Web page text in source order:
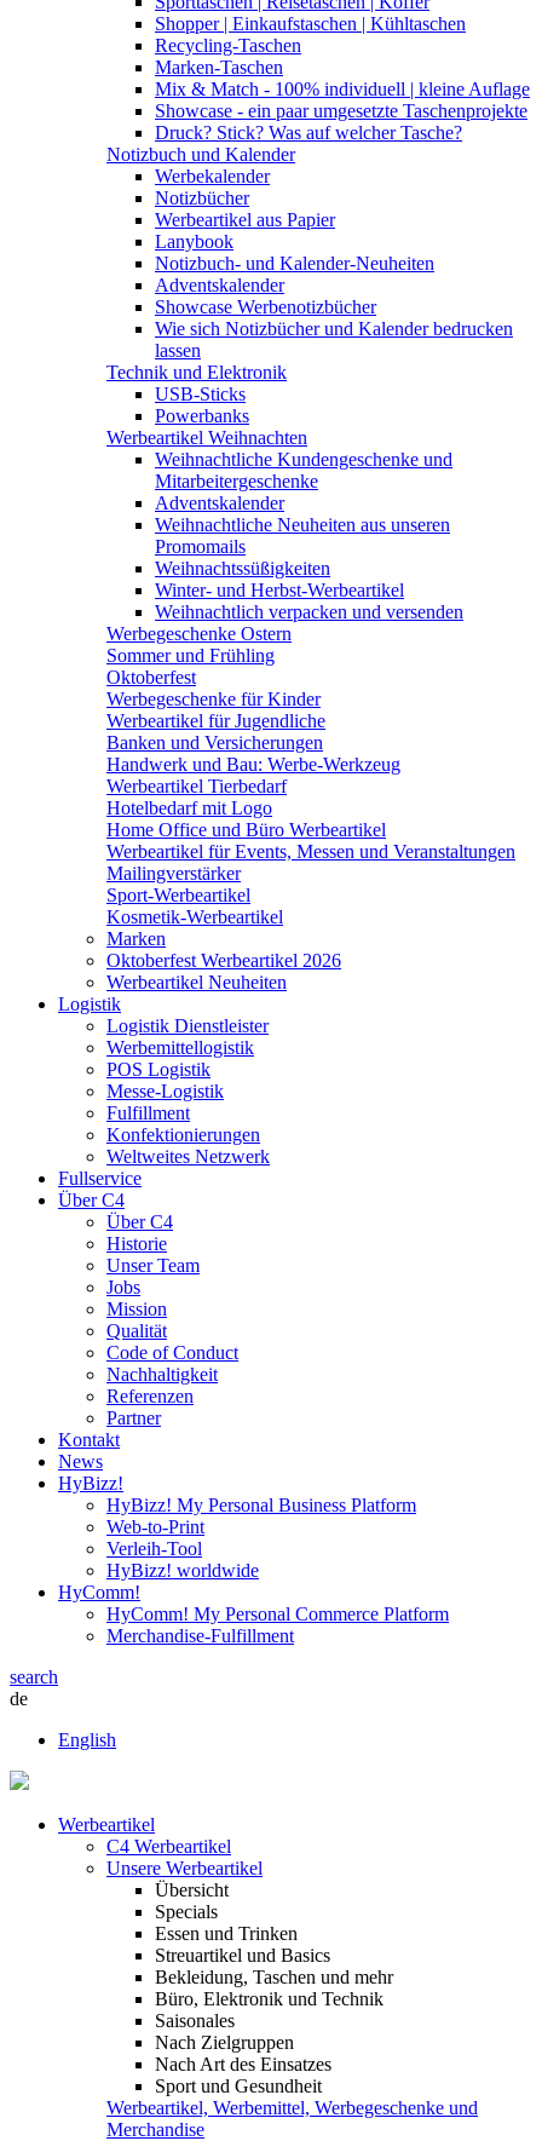
Shopper | Einkaufstaschen | Kühltaschen
Recycling-Taschen
Marken-Taschen
Mix & Match - 100% individuell | kleine Auflage
Showcase - ein paar umgesetzte Taschenprojekte
Druck? Stick? Was auf welcher Tasche?
Notizbuch und Kalender
Werbekalender
Notizbücher
Werbeartikel aus Papier
Lanybook
Notizbuch- und Kalender-Neuheiten
Adventskalender
Showcase Werbenotizbücher
Wie sich Notizbücher und Kalender bedrucken
lassen
Technik und Elektronik
USB-Sticks
Powerbanks
Werbeartikel Weihnachten
Weihnachtliche Kundengeschenke und
Mitarbeitergeschenke
Adventskalender
Weihnachtliche Neuheiten aus unseren
Promomails
Weihnachtssüßigkeiten
Winter- und Herbst-Werbeartikel
Weihnachtlich verpacken und versenden
Werbegeschenke Ostern
Sommer und Frühling
Oktoberfest
Werbegeschenke für Kinder
Werbeartikel für Jugendliche
Banken und Versicherungen
Handwerk und Bau: Werbe-Werkzeug
Werbeartikel Tierbedarf
Hotelbedarf mit Logo
Home Office und Büro Werbeartikel
Werbeartikel für Events, Messen und Veranstaltungen
Mailingverstärker
Sport-Werbeartikel
Kosmetik-Werbeartikel
Marken
Oktoberfest Werbeartikel 2026
Werbeartikel Neuheiten
Logistik
Logistik Dienstleister
Werbemittellogistik
POS Logistik
Messe-Logistik
Fulfillment
Konfektionierungen
Weltweites Netzwerk
Fullservice
Über C4
Über C4
Historie
Unser Team
Jobs
Mission
Qualität
Code of Conduct
Nachhaltigkeit
Referenzen
Partner
Kontakt
News
HyBizz!
HyBizz! My Personal Business Platform
Web-to-Print
Verleih-Tool
HyBizz! worldwide
HyComm!
HyComm! My Personal Commerce Platform
Merchandise-Fulfillment
search
de
English
Werbeartikel
C4 Werbeartikel
Unsere Werbeartikel
Übersicht
Specials
Essen und Trinken
Streuartikel und Basics
Bekleidung, Taschen und mehr
Büro, Elektronik und Technik
Saisonales
Nach Zielgruppen
Nach Art des Einsatzes
Sport und Gesundheit
Werbeartikel, Werbemittel, Werbegeschenke und
Merchandise